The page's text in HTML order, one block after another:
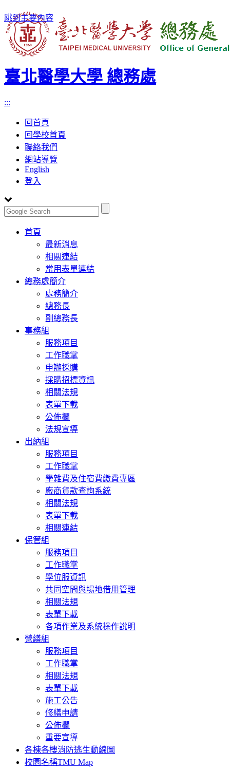
跳到主要內容
臺北醫學大學 總務處
:::
回首頁
回學校首頁
聯絡我們
網站導覽
English
登入
Toggle
navigation
首頁
最新消息
相關連結
常用表單連結
總務處簡介
處務簡介
總務長
副總務長
事務組
服務項目
工作職掌
申辦採購
採購招標資訊
相關法規
表單下載
公佈欄
法規宣導
出納組
服務項目
工作職掌
學雜費及住宿費繳費專區
廠商貨款查詢系統
相關法規
表單下載
相關連結
保管組
服務項目
工作職掌
學位服資訊
共同空間與場地借用管理
相關法規
表單下載
各項作業及系統操作說明
營繕組
服務項目
工作職掌
相關法規
表單下載
施工公告
修繕申請
公佈欄
重要宣導
各棟各樓消防逃生動線圖
校園名稱TMU Map